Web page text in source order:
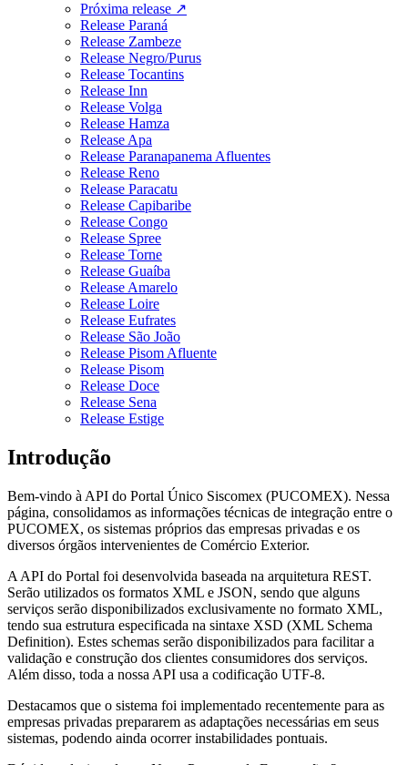
Próxima release ↗
Release Paraná
Release Zambeze
Release Negro/Purus
Release Tocantins
Release Inn
Release Volga
Release Hamza
Release Apa
Release Paranapanema Afluentes
Release Reno
Release Paracatu
Release Capibaribe
Release Congo
Release Spree
Release Torne
Release Guaíba
Release Amarelo
Release Loire
Release Eufrates
Release São João
Release Pisom Afluente
Release Pisom
Release Doce
Release Sena
Release Estige
Introdução
Bem-vindo à API do Portal Único Siscomex (PUCOMEX). Nessa
página, consolidamos as informações técnicas de integração entre o
PUCOMEX, os sistemas próprios das empresas privadas e os
diversos órgãos intervenientes de Comércio Exterior.
A API do Portal foi desenvolvida baseada na arquitetura REST.
Serão utilizados os formatos XML e JSON, sendo que alguns
serviços serão disponibilizados exclusivamente no formato XML,
tendo sua estrutura especificada na sintaxe XSD (XML Schema
Definition). Estes schemas serão disponibilizados para facilitar a
validação e construção dos clientes consumidores dos serviços.
Além disso, toda a nossa API usa a codificação UTF-8.
Destacamos que o sistema foi implementado recentemente para as
empresas privadas prepararem as adaptações necessárias em seus
sistemas, podendo ainda ocorrer instabilidades pontuais.